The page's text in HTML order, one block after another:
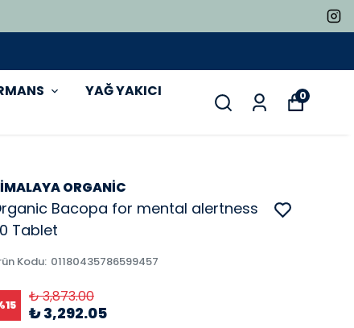
YAĞ YAKICI
0
ORGANİC
Bacopa for mental alertness
Tablet
Kodu: 01180435786599457
15 ₺ 3,873.00
₺ 3,292.05